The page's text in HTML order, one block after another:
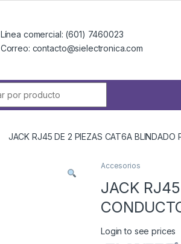
Línea comercial: (601) 7460023
Correo: contacto@sielectronica.com
JACK RJ45 DE 2 PIEZAS CAT6A BLINDADO
Accesorios
JACK
Login to see prices